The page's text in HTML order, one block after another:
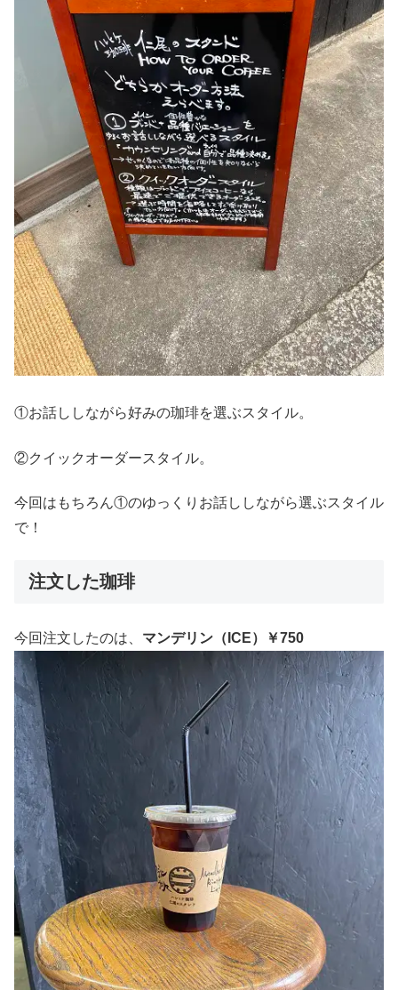
①お話ししながら好みの珈琲を選ぶスタイル。
②クイックオーダースタイル。
今回はもちろん①のゆっくりお話ししながら選ぶスタイル
で！
注文した珈琲
今回注文したのは、 マンデリン（ICE）￥750